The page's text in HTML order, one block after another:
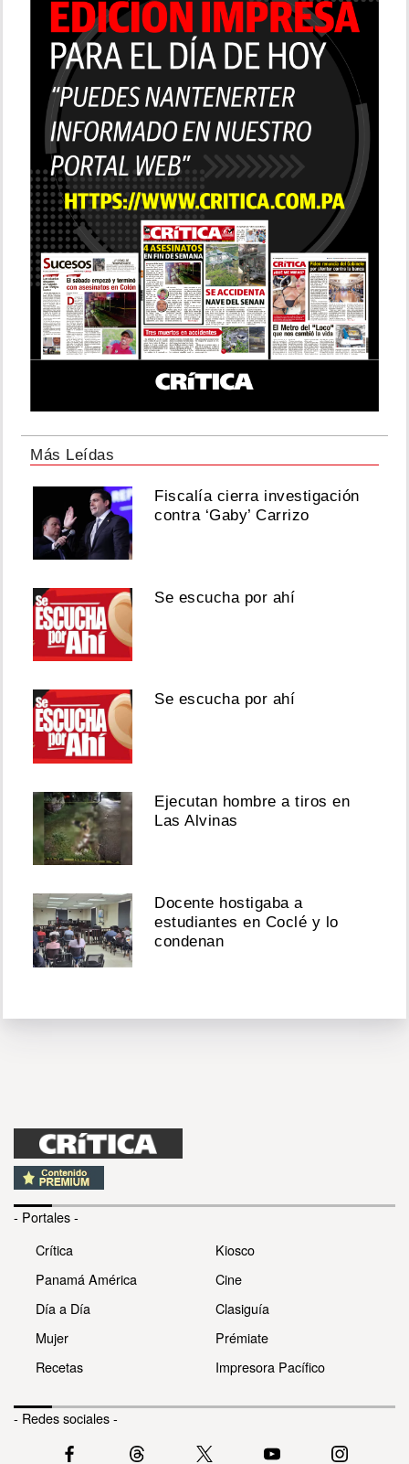
Más Leídas
Fiscalía cierra investigación
contra ‘Gaby’ Carrizo
Se escucha por ahí
Se escucha por ahí
Ejecutan hombre a tiros en
Las Alvinas
Docente hostigaba a
estudiantes en Coclé y lo
condenan
- Portales -
Crítica
Panamá América
Día a Día
Mujer
Recetas
Kiosco
Cine
Clasiguía
Prémiate
Impresora Pacífico
- Redes sociales -